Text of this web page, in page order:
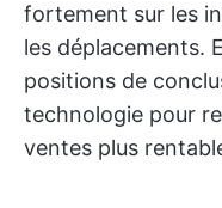
fortement sur les
les déplacements.
positions de
technologie pour
ventes plus